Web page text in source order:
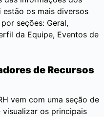
estão os mais diversos
seções: Geral,
da Equipe, Eventos de
de Recursos
vem com uma seção de
os principais